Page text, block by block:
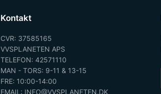
Kontakt
CVR: 37585165
VVSPLANETEN APS
TELEFON: 42571110
MAN - TORS: 9-11 & 13-15
FRE: 10:00-14:00
EMAIL: INFO@VVSPLANETEN.DK